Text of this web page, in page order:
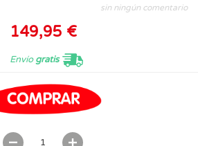
sin ningún comentario
149,95 €
Envíogratis